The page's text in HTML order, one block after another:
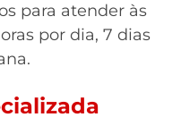
para atender às
por dia, 7 dias